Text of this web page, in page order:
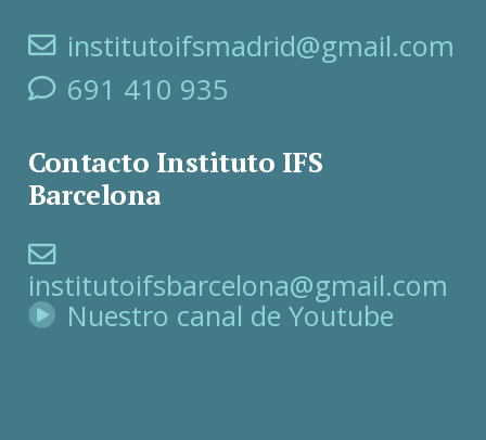
institutoifsmadrid@gmail.com
691 410 935
Contacto Instituto IFS
Barcelona
institutoifsbarcelona@gmail.com
Nuestro canal de Youtube